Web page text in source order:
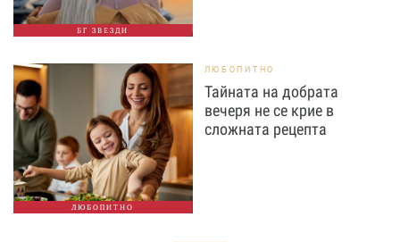
БГ ЗВЕЗДИ
ЛЮБОПИТНО
ЛЮБОПИТНО
Тайната на добрата
вечеря не се крие в
сложната рецепта